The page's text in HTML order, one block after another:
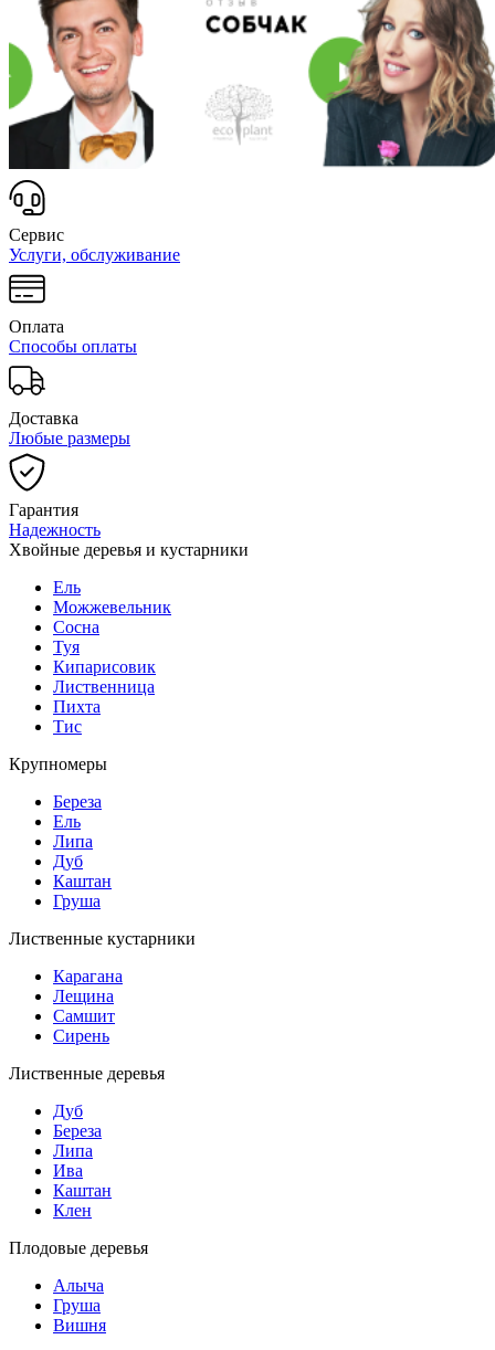
Сервис
Услуги, обслуживание
Оплата
Способы оплаты
Доставка
Любые размеры
Гарантия
Надежность
Хвойные деревья и кустарники
Ель
Можжевельник
Сосна
Туя
Кипарисовик
Лиственница
Пихта
Тис
Крупномеры
Береза
Ель
Липа
Дуб
Каштан
Груша
Лиственные кустарники
Карагана
Лещина
Самшит
Сирень
Лиственные деревья
Дуб
Береза
Липа
Ива
Каштан
Клен
Плодовые деревья
Алыча
Груша
Вишня